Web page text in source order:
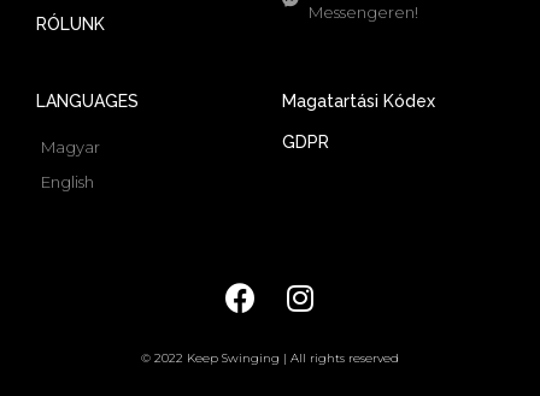
RÓLUNK
Messengeren!
LANGUAGES
Magyar
English
Magatartási Kódex
GDPR
© 2022 Keep Swinging | All rights reserved